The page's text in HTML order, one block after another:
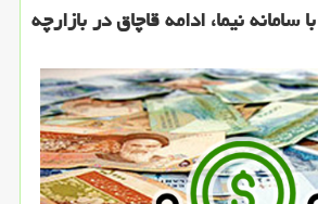
سامانه نیما، ادامه قاچاق در بازارچه